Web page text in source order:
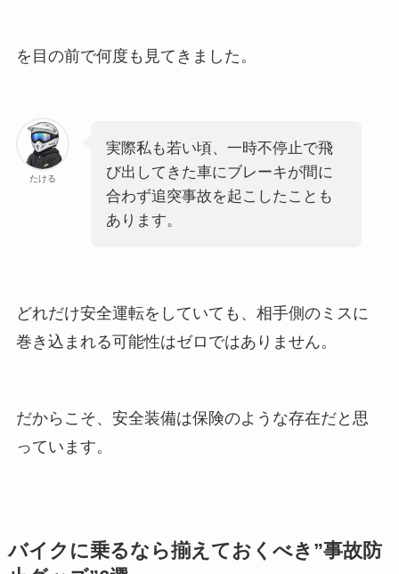
を目の前で何度も見てきました。
たける
実際私も若い頃、一時不停止で飛
び出してきた車にブレーキが間に
合わず追突事故を起こしたことも
あります。
どれだけ安全運転をしていても、相手側のミスに
巻き込まれる可能性はゼロではありません。
だからこそ、安全装備は保険のような存在だと思
っています。
バイクに乗るなら揃えておくべき”事故防